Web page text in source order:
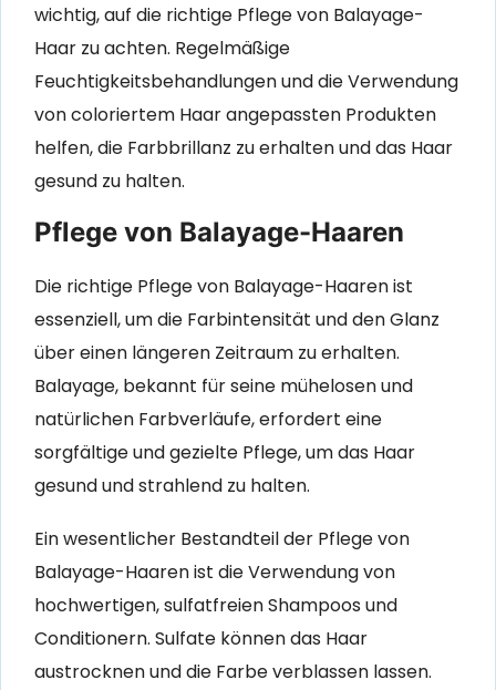
wichtig, auf die richtige Pflege von Balayage-
Haar zu achten. Regelmäßige
Feuchtigkeitsbehandlungen und die Verwendung
von coloriertem Haar angepassten Produkten
helfen, die Farbbrillanz zu erhalten und das Haar
gesund zu halten.
Pflege von Balayage-Haaren
Die richtige Pflege von Balayage-Haaren ist
essenziell, um die Farbintensität und den Glanz
über einen längeren Zeitraum zu erhalten.
Balayage, bekannt für seine mühelosen und
natürlichen Farbverläufe, erfordert eine
sorgfältige und gezielte Pflege, um das Haar
gesund und strahlend zu halten.
Ein wesentlicher Bestandteil der Pflege von
Balayage-Haaren ist die Verwendung von
hochwertigen, sulfatfreien Shampoos und
Conditionern. Sulfate können das Haar
austrocknen und die Farbe verblassen lassen.